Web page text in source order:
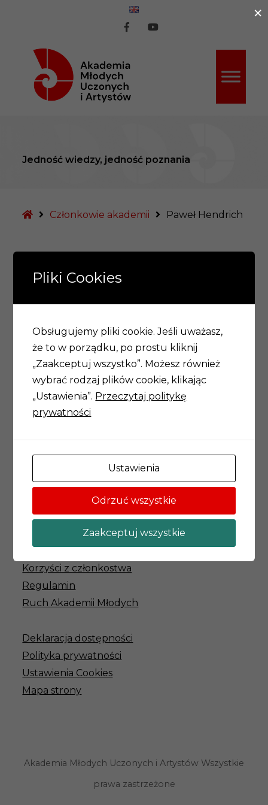
na
Facebook
Jedność wiedzy, jedność poznania
StronaCzłonkowie akademii Paweł Hendrich
Paweł Hendrich
Akademia Młodych Uczonych i Artystów
Wrocławskie Centrum Akademickie
ul. Rynek 13,
50-101 Wrocław
71 777 20 30
amuia@um.wroc.pl
Korzyści z członkostwa
Regulamin
Ruch Akademii Młodych
Deklaracja dostępności
Polityka prywatności
Ustawienia Cookies
Mapa strony
Akademia Młodych Uczonych i Artystów Wszystkie
prawa zastrzeżone
×
Pliki Cookies
Obsługujemy pliki cookie. Jeśli uważasz,
że to w porządku, po prostu kliknij
„Zaakceptuj wszystko”. Możesz również
wybrać rodzaj plików cookie, klikając
„Ustawienia”. Przeczytaj politykę
prywatności
Ustawienia
Odrzuć wszystkie
Zaakceptuj wszystkie